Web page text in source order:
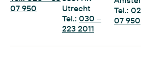
07 950
Utrecht
Tel.: 030 –
223 2011
Tel.:
07 950